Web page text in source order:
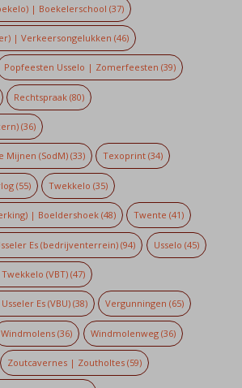
| Boekelerschool (37)
| Verkeersongelukken (46)
Popfeesten Usselo | Zomerfeesten (39)
Rechtspraak (80)
(36)
Mijnen (SodM)(33) Texoprint (34)
(55) Twekkelo (35)
| Boeldershoek(48) Twente (41)
Es (bedrijventerrein) (94) Usselo (45)
(VBT)(47)
Es (VBU)(38) Vergunningen (65)
Windmolens (36) Windmolenweg(36)
Zoutcavernes | Zoutholtes (59)